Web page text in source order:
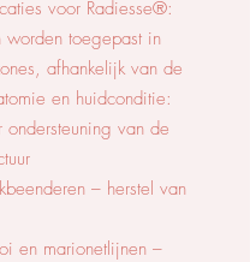
voor Radiesse®:
worden toegepast in
afhankelijk van de
en huidconditie:
van de
– herstel van
en marionetlijnen –